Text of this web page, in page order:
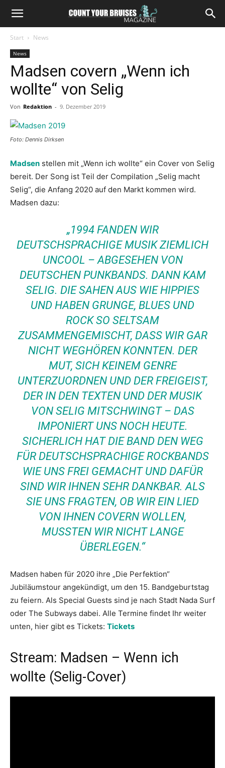
Start News
News
Madsen covern „Wenn ich
wollte“ von Selig
Von Redaktion - 9. Dezember 2019
Foto: Dennis Dirksen
Madsen stellen mit „Wenn ich wollte“ ein Cover von Selig
bereit. Der Song ist Teil der Compilation „Selig macht
Selig“, die Anfang 2020 auf den Markt kommen wird.
Madsen dazu:
„1994 FANDEN WIR
DEUTSCHSPRACHIGE MUSIK ZIEMLICH
UNCOOL – ABGESEHEN VON
DEUTSCHEN PUNKBANDS. DANN KAM
SELIG. DIE SAHEN AUS WIE HIPPIES
UND HABEN GRUNGE, BLUES UND
ROCK SO SELTSAM
ZUSAMMENGEMISCHT, DASS WIR GAR
NICHT WEGHÖREN KONNTEN. DER
MUT, SICH KEINEM GENRE
UNTERZUORDNEN UND DER FREIGEIST,
DER IN DEN TEXTEN UND DER MUSIK
VON SELIG MITSCHWINGT – DAS
IMPONIERT UNS NOCH HEUTE.
SICHERLICH HAT DIE BAND DEN WEG
FÜR DEUTSCHSPRACHIGE ROCKBANDS
WIE UNS FREI GEMACHT UND DAFÜR
SIND WIR IHNEN SEHR DANKBAR. ALS
SIE UNS FRAGTEN, OB WIR EIN LIED
VON IHNEN COVERN WOLLEN,
MUSSTEN WIR NICHT LANGE
ÜBERLEGEN.“
Madsen haben für 2020 ihre „Die Perfektion“
Jubiläumstour angekündigt, um den 15. Bandgeburtstag
zu feiern. Als Special Guests sind je nach Stadt Nada Surf
oder The Subways dabei. Alle Termine findet Ihr weiter
unten, hier gibt es Tickets: Tickets
Stream: Madsen – Wenn ich
wollte (Selig-Cover)